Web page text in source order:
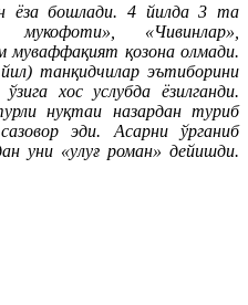
ёза бошлади. 4 йилда 3 та
«Чивинлар»,
муваффақият қозона олмади.
танқидчилар эътиборини
хос услубда ёзилганди.
нуқтаи назардан туриб
эди. Асарни ўрганиб
уни «улуғ роман» дейишди.